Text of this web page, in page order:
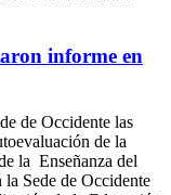
informe en
de Occidente las
de la
la Enseñanza del
Sede de Occidente